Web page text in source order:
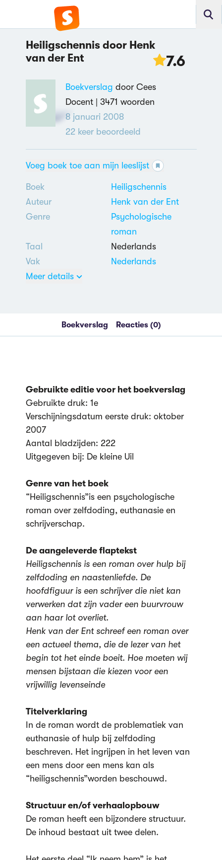
Heiligschennis door Henk
van der Ent
7.6
Boekverslag door Cees
Docent | 3471 woorden
8 januari 2008
22keer beoordeeld
Voeg boek toe aan mijn leeslijst
Boek
Heiligschennis
Auteur
Henk van der Ent
Genre
Psychologische
roman
Taal
Nederlands
Vak
Nederlands
3 uit 5
Relatie tussen broers
Schuldgevoel
Vader-
het bestaan
Meer details
Boekverslag Reacties (0)
Gebruikte editie voor het boekverslag
Gebruikte druk: 1e
Verschijningsdatum eerste druk: oktober
2007
Aantal bladzijden: 222
Uitgegeven bij: De kleine Uil
Genre van het boek
“Heiligschennis”is een psychologische
roman over zelfdoding, euthanasie en
schrijverschap.
De aangeleverde flaptekst
Heiligschennis is een roman over hulp bij
zelfdoding en naastenliefde. De
hoofdfiguur is een schrijver die niet kan
verwerken dat zijn vader een buurvrouw
aan haar lot overliet.
Henk van der Ent schreef een roman over
een actueel thema, die de lezer van het
begin tot het einde boeit. Hoe moeten wij
mensen bijstaan die kiezen voor een
vrijwillig levenseinde
Titelverklaring
In de roman wordt de problematiek van
euthanasie of hulp bij zelfdoding
beschreven. Het ingrijpen in het leven van
een mens door een mens kan als
“heiligschennis”worden beschouwd.
Structuur en/of verhaalopbouw
De roman heeft een bijzondere structuur.
De inhoud bestaat uit twee delen.